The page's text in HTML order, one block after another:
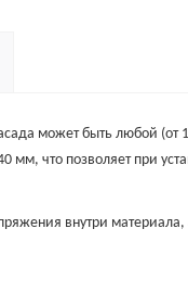
может быть любой
мм, что позволяет при
внутри